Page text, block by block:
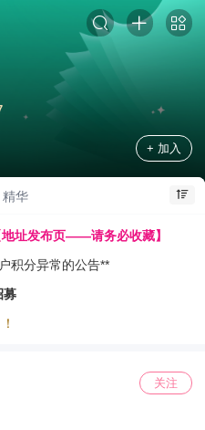
+ 加入
精华
址发布页——请务必收藏】
积分异常的公告**
募
关注